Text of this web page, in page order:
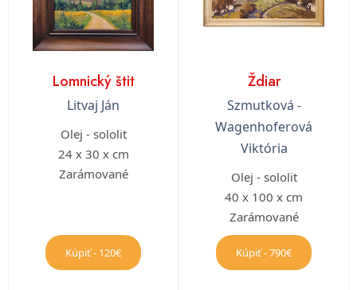
Lomnický štit
Litvaj Ján
Olej - sololit
24 x 30 x cm
Zarámované
Kúpiť - 120€
Ždiar
Szmutková -
Wagenhoferová
Viktória
Olej - sololit
40 x 100 x cm
Zarámované
Kúpiť - 790€